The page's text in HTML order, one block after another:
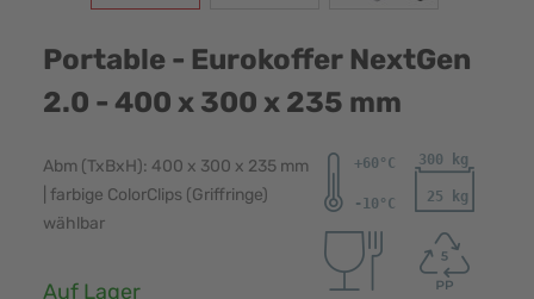
Portable - Eurokoffer NextGen
2.0 - 400 x 300 x 235 mm
Abm (TxBxH): 400 x 300 x 235 mm
| farbige ColorClips (Griffringe)
wählbar
Verfügbarkeit:
Auf Lager